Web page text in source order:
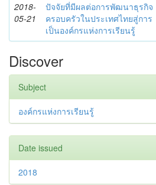
2018-
05-21
ปัจจัยที่มีผลต่อการพัฒนาธุรกิจ
ครอบครัวในประเทศไทยสู่การ
เป็นองค์กรแห่งการเรียนรู้
Discover
Subject
องค์กรแห่งการเรียนรู้
Date issued
2018